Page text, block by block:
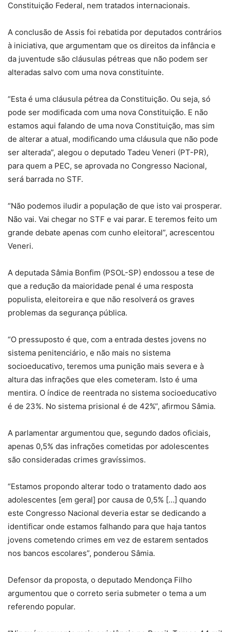
Constituição Federal, nem tratados internacionais.
A conclusão de Assis foi rebatida por deputados contrários
à iniciativa, que argumentam que os direitos da infância e
da juventude são cláusulas pétreas que não podem ser
alteradas salvo com uma nova constituinte.
“Esta é uma cláusula pétrea da Constituição. Ou seja, só
pode ser modificada com uma nova Constituição. E não
estamos aqui falando de uma nova Constituição, mas sim
de alterar a atual, modificando uma cláusula que não pode
ser alterada”, alegou o deputado Tadeu Veneri (PT-PR),
para quem a PEC, se aprovada no Congresso Nacional,
será barrada no STF.
“Não podemos iludir a população de que isto vai prosperar.
Não vai. Vai chegar no STF e vai parar. E teremos feito um
grande debate apenas com cunho eleitoral”, acrescentou
Veneri.
A deputada Sâmia Bonfim (PSOL-SP) endossou a tese de
que a redução da maioridade penal é uma resposta
populista, eleitoreira e que não resolverá os graves
problemas da segurança pública.
“O pressuposto é que, com a entrada destes jovens no
sistema penitenciário, e não mais no sistema
socioeducativo, teremos uma punição mais severa e à
altura das infrações que eles cometeram. Isto é uma
mentira. O índice de reentrada no sistema socioeducativo
é de 23%. No sistema prisional é de 42%”, afirmou Sâmia.
A parlamentar argumentou que, segundo dados oficiais,
apenas 0,5% das infrações cometidas por adolescentes
são consideradas crimes gravíssimos.
“Estamos propondo alterar todo o tratamento dado aos
adolescentes [em geral] por causa de 0,5% […] quando
este Congresso Nacional deveria estar se dedicando a
identificar onde estamos falhando para que haja tantos
jovens cometendo crimes em vez de estarem sentados
nos bancos escolares”, ponderou Sâmia.
Defensor da proposta, o deputado Mendonça Filho
argumentou que o correto seria submeter o tema a um
referendo popular.